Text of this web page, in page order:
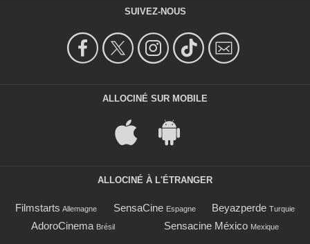
SUIVEZ-NOUS
ALLOCINÉ SUR MOBILE
ALLOCINÉ À L'ÉTRANGER
Filmstarts Allemagne SensaCine Espagne Beyazperde Turquie
AdoroCinema Brésil Sensacine México Mexique